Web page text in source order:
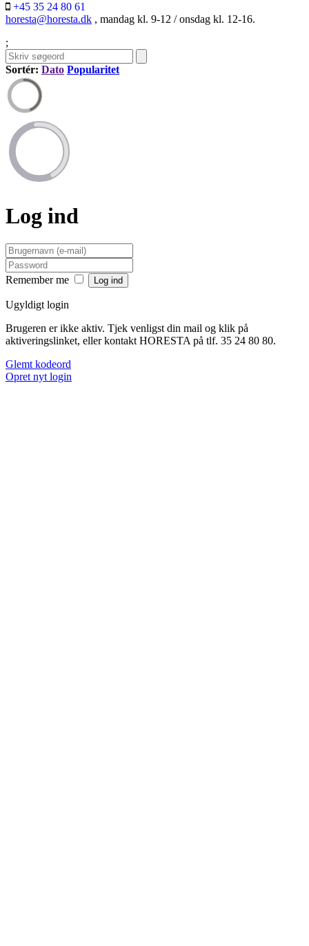
+45 35 24 80 61
horesta@horesta.dk , mandag kl. 9-12 / onsdag kl. 12-16.
;
Sortér: Dato Popularitet
Log ind
Remember me
Ugyldigt login
Brugeren er ikke aktiv. Tjek venligst din mail og klik på
aktiveringslinket, eller kontakt HORESTA på tlf. 35 24 80 80.
Glemt kodeord
Opret nyt login